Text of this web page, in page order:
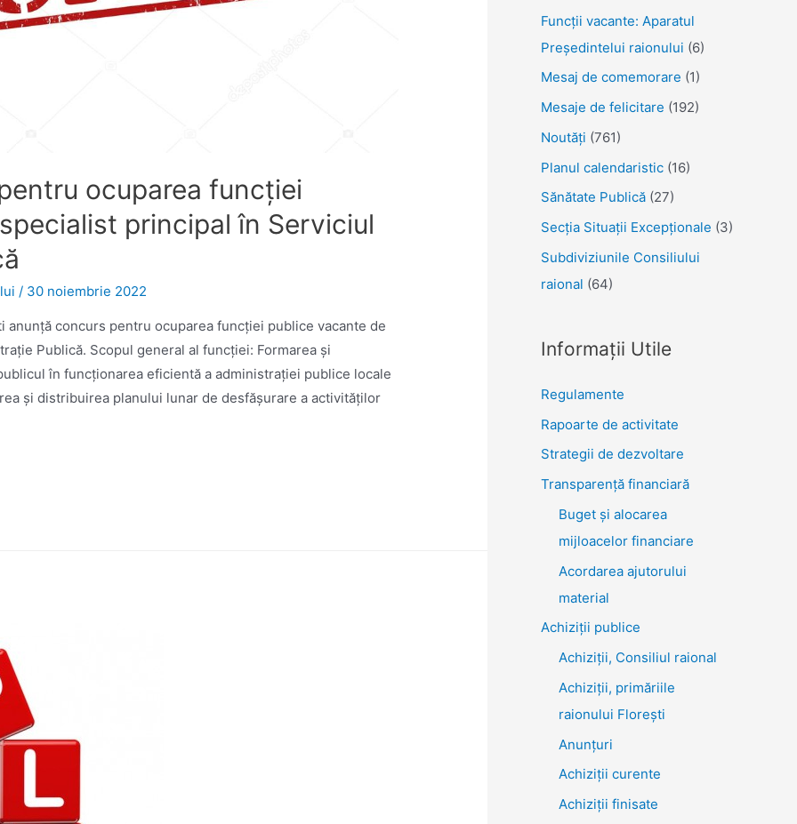
ocuparea funcţiei
principal în Serviciul
/ 30 noiembrie 2022
concurs pentru ocuparea funcţiei publice vacante de
Publică. Scopul general al funcției: Formarea și
în funcționarea eficientă a administrației publice locale
și distribuirea planului lunar de desfășurare a activităților
Funcții vacante: Aparatul
Președintelui raionului (6)
Mesaj de comemorare (1)
Mesaje de felicitare (192)
Noutăţi (761)
Planul calendaristic (16)
Sănătate Publică (27)
Secția Situații Excepționale (3)
Subdiviziunile Consiliului
raional (64)
Informații Utile
Regulamente
Rapoarte de activitate
Strategii de dezvoltare
Transparenţă financiară
Buget și alocarea
mijloacelor financiare
Acordarea ajutorului
material
Achiziţii publice
Achiziții, Consiliul raional
Achiziții, primăriile
raionului Florești
Anunțuri
Achiziții curente
Achiziții finisate